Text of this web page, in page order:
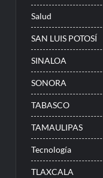
Salud
SAN LUIS POTOSÍ
SINALOA
SONORA
TABASCO
TAMAULIPAS
Tecnología
TLAXCALA